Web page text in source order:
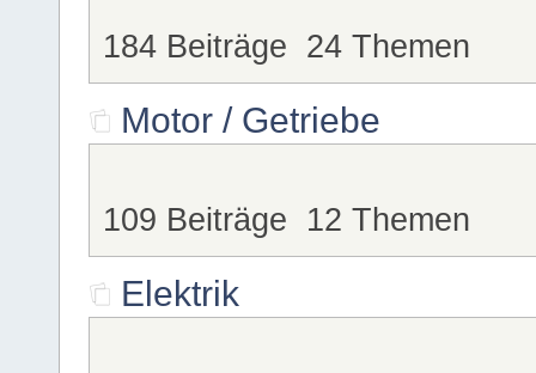
184 Beiträge 24 Themen
Motor / Getriebe
109 Beiträge 12 Themen
Elektrik